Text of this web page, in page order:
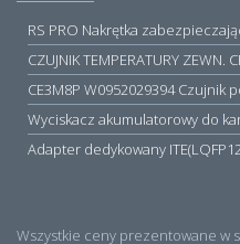
CZUJNIK TEMPERATURY ZEWN.
Wyciskacz akumulatorowy do
Wszystkie ceny prezentowane w